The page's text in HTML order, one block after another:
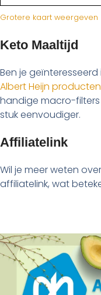
Grotere kaart weergeven
Keto Maaltijd
Ben je
Albert Heijn
handige macro-filters
stuk eenvoudiger.
Affiliatelink
Wil je meer weten
affiliatelink, wat